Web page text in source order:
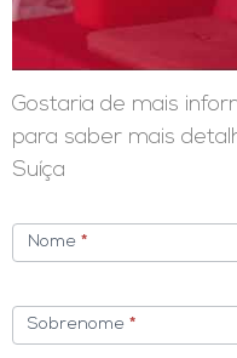
Gostaria de mais
para saber mais
Suíça
folheto
Nome *
Sobrenome *